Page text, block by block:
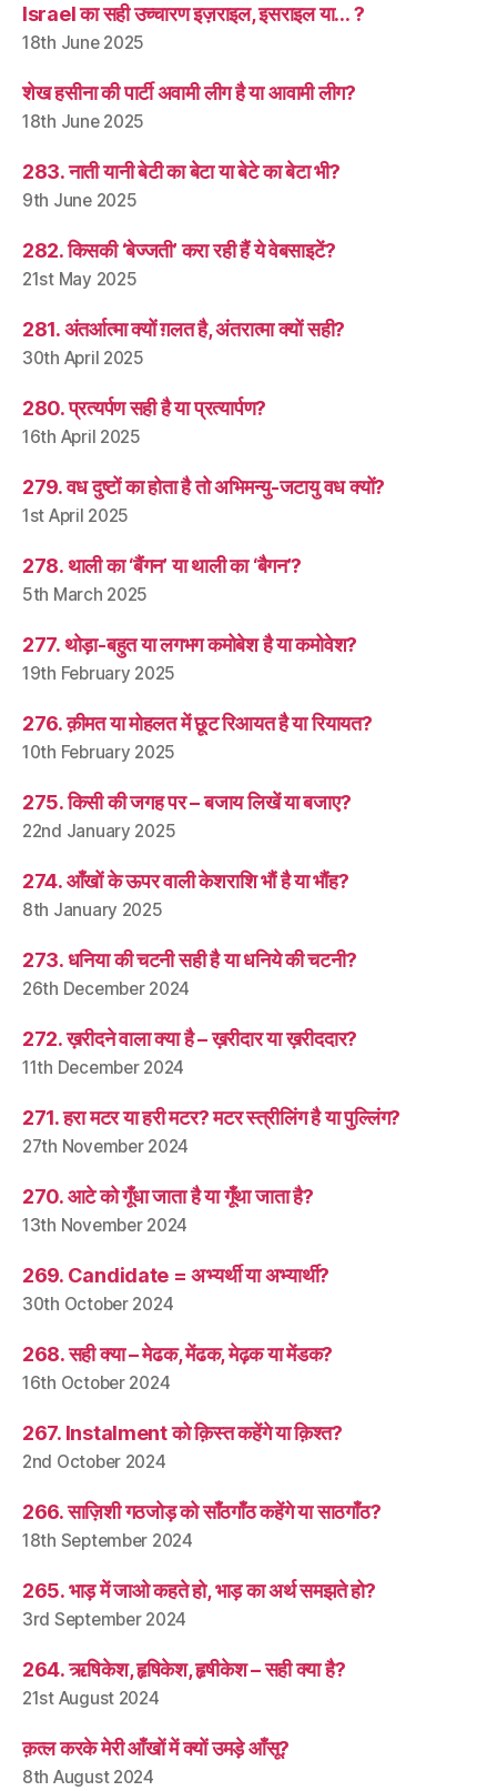
Israel का सही उच्चारण इज़राइल, इसराइल या… ?
18th June 2025
शेख हसीना की पार्टी अवामी लीग है या आवामी लीग?
18th June 2025
283. नाती यानी बेटी का बेटा या बेटे का बेटा भी?
9th June 2025
282. किसकी ‘बेज्जती’ करा रही हैं ये वेबसाइटें?
21st May 2025
281. अंतर्आत्मा क्यों ग़लत है, अंतरात्मा क्यों सही?
30th April 2025
280. प्रत्यर्पण सही है या प्रत्यार्पण?
16th April 2025
279. वध दुष्टों का होता है तो अभिमन्यु-जटायु वध क्यों?
1st April 2025
278. थाली का ‘बैंगन’ या थाली का ‘बैगन’?
5th March 2025
277. थोड़ा-बहुत या लगभग कमोबेश है या कमोवेश?
19th February 2025
276. क़ीमत या मोहलत में छूट रिआयत है या रियायत?
10th February 2025
275. किसी की जगह पर – बजाय लिखें या बजाए?
22nd January 2025
274. आँखों के ऊपर वाली केशराशि भौं है या भौंह?
8th January 2025
273. धनिया की चटनी सही है या धनिये की चटनी?
26th December 2024
272. ख़रीदने वाला क्या है – ख़रीदार या ख़रीददार?
11th December 2024
271. हरा मटर या हरी मटर? मटर स्त्रीलिंग है या पुल्लिंग?
27th November 2024
270. आटे को गूँधा जाता है या गूँथा जाता है?
13th November 2024
269. Candidate = अभ्यर्थी या अभ्यार्थी?
30th October 2024
268. सही क्या – मेढक, मेंढक, मेढ़क या मेंडक?
16th October 2024
267. Instalment को क़िस्त कहेंगे या क़िश्त?
2nd October 2024
266. साज़िशी गठजोड़ को साँठगाँठ कहेंगे या साठगाँठ?
18th September 2024
265. भाड़ में जाओ कहते हो, भाड़ का अर्थ समझते हो?
3rd September 2024
264. ऋषिकेश, हृषिकेश, हृषीकेश – सही क्या है?
21st August 2024
क़त्ल करके मेरी आँखों में क्यों उमड़े आँसू?
8th August 2024